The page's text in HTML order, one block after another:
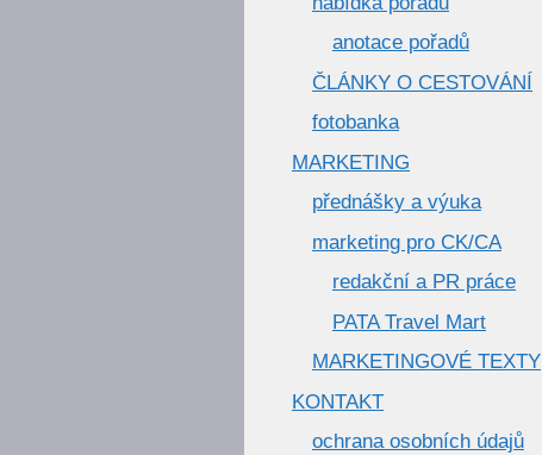
anotace pořadů
ČLÁNKY O CESTOVÁNÍ
fotobanka
MARKETING
přednášky a výuka
marketing pro CK/CA
redakční a PR práce
PATA Travel Mart
MARKETINGOVÉ TEXTY
KONTAKT
ochrana osobních údajů